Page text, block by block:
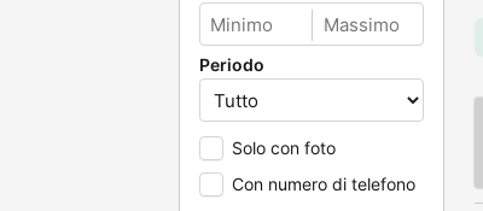
Periodo
Solo con foto
Con numero di telefono